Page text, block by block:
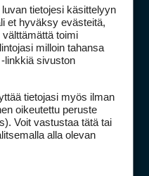
kävijöistä
156 6227
8–16
8–17
tietojesi käsittelyyn
et hyväksy evästeitä,
toimi
milloin tahansa
-linkkiä sivuston
tietojasi myös ilman
oikeutettu peruste
Voit vastustaa tätä tai
alla olevan